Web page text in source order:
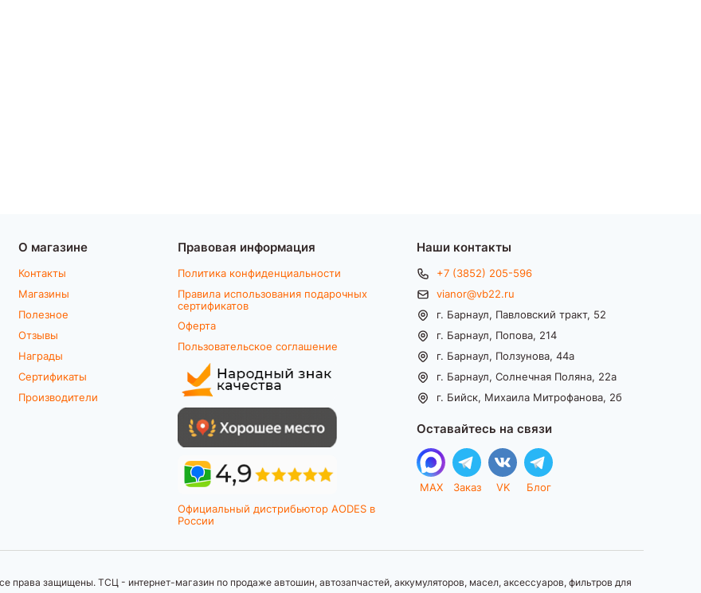
О магазине
Контакты
Магазины
Полезное
Отзывы
Награды
Сертификаты
Производители
Правовая информация
Политика конфиденциальности
Правила использования подарочных
сертификатов
Оферта
Пользовательское соглашение
Официальный дистрибьютор AODES в
России
Наши контакты
+7 (3852) 205-596
vianor@vb22.ru
г. Барнаул, Павловский тракт, 52
г. Барнаул, Попова, 214
г. Барнаул, Ползунова, 44а
г. Барнаул, Солнечная Поляна, 22а
г. Бийск, Михаила Митрофанова, 2б
Оставайтесь на связи
MAX Заказ VK Блог
защищены. ТСЦ - интернет-магазин по продаже автошин, автозапчастей, аккумуляторов, масел, аксессуаров, фильтров для